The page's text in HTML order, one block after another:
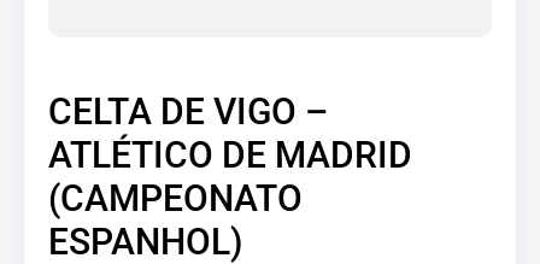
CELTA DE VIGO –
ATLÉTICO DE MADRID
(CAMPEONATO
ESPANHOL)